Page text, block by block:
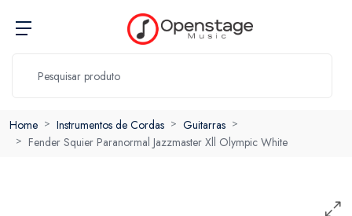
Home Instrumentos de Cordas
Guitarras
Fender Squier Paranormal Jazzmaster Xll Olympic White